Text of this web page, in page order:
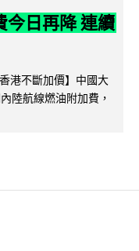
今日再降 連續
港不斷加價】中國大
陸航線燃油附加費，